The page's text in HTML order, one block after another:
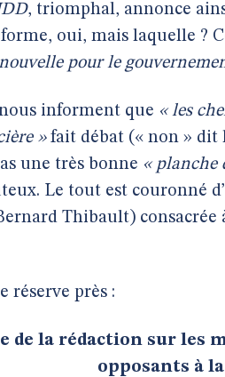
, triomphal, annonce
oui, mais laquelle ?
pour le
informent que « les
»fait débat (« non » dit
une très bonne « planche
Le tout est couronné
Thibault) consacrée
réserve près :
de la rédaction sur les
opposants à